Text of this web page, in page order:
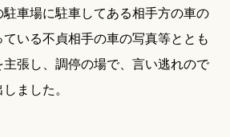
車場に駐車してある相手方の車の
いる不貞相手の車の写真等ととも
張し、調停の場で、言い逃れので
ました。